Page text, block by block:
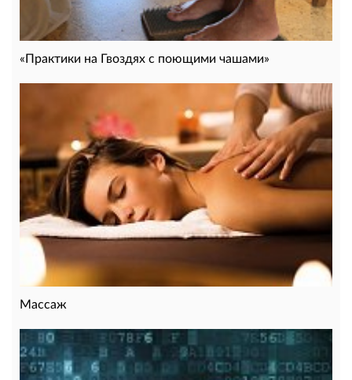
«Практики на Гвоздях с поющими чашами»
Массаж